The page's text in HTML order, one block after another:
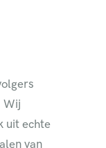
Wij
uit echte
van